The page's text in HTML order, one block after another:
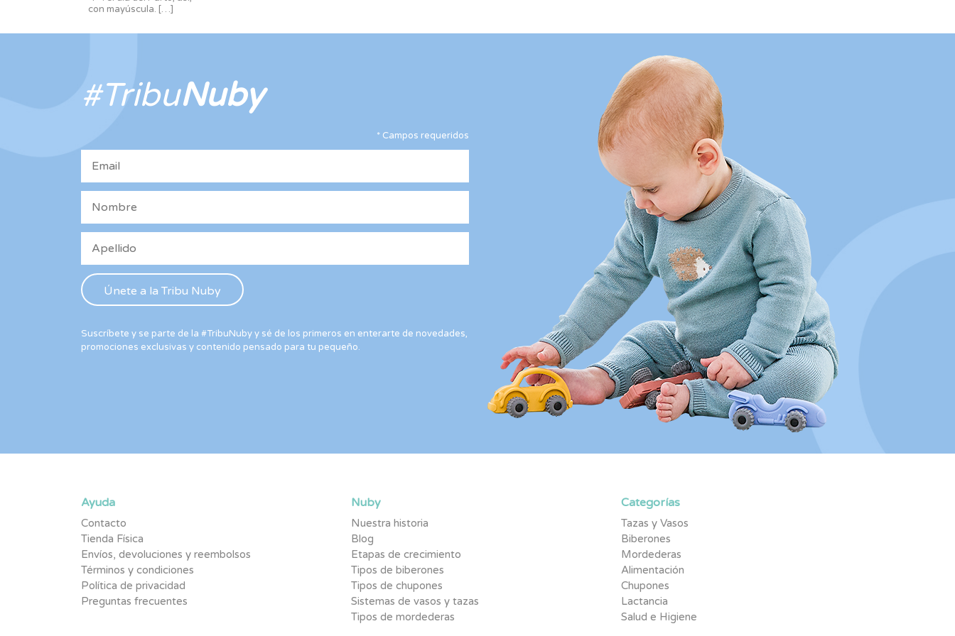
con mayúscula. […]
#TribuNuby
* Campos requeridos
Suscríbete y se parte de la #TribuNuby y sé de los primeros en enterarte de novedades,
promociones exclusivas y contenido pensado para tu pequeño.
Ayuda
Contacto
Tienda Física
Envíos, devoluciones y reembolsos
Términos y condiciones
Política de privacidad
Preguntas frecuentes
Nuby
Nuestra historia
Blog
Etapas de crecimiento
Tipos de biberones
Tipos de chupones
Sistemas de vasos y tazas
Tipos de mordederas
Categorías
Tazas y Vasos
Biberones
Mordederas
Alimentación
Chupones
Lactancia
Salud e Higiene